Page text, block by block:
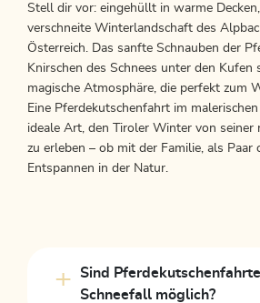
Stell dir vor: eingehüllt in warme
verschneite Winterlandschaft des
Österreich. Das sanfte Schnauben der
Knirschen des Schnees unter den Kufen
magische Atmosphäre, die perfekt zum
Eine Pferdekutschenfahrt im
ideale Art, den Tiroler Winter von seiner
zu erleben – ob mit der Familie, als Paar
Entspannen in der Natur.
Sind
Schneefall möglich?